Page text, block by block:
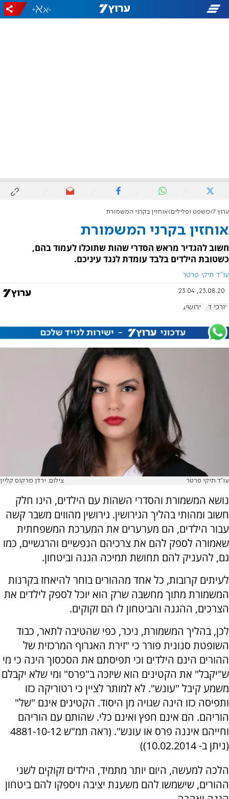
-
+
ערוץ 7 משפט ופלילים אוחזין בקרני המשמורת
אוחזין בקרני המשמורת
חשוב להגדיר מראש הסדרי שהות שתוכלו לעמוד בהם,
כשטובת הילדים בלבד עומדת לנגד עיניכם.
עו"ד תיקי פרטר
23.08.20, 23:04
עורכי דין גירושים
עו"ד תיקי פרטר צילום: ירדן מרקוס קליין
נושא המשמורת והסדרי השהות עם הילדים, הינו חלק
חשוב ומהותי בהליך הגירושין. גירושין מהווים משבר קשה
עבור הילדים, הם מערערים את המערכת המשפחתית
שאמורה לספק להם את צרכיהם הנפשיים והרגשיים, כמו
גם, להעניק להם תחושת תמיכה הגנה וביטחון.
לעיתים קרובות, כל אחד מההורים בוחר להיאחז בקרנות
המשמורת מתוך מחשבה שרק הוא יוכל לספק לילדים את
הצרכים, ההגנה והביטחון לו הם זקוקים.
לכן, בהליך המשמורת, ניכר, כפי שהטיבה לתאר, כבוד
השופטת סנונית פורר כי "זירת האגרוף המרכזית של
ההורים הינם הילדים וכי תפיסתם את הסכסוך הינה כי מי
ש"יקבל" את הקטינים הוא שיזכה ב"פרס" ומי שלא יקבלם
משמע קיבל "עונש". לא למותר לציין כי רטוריקה כזו
ותפיסה כזו הינה שגויה מן היסוד. הקטינים אינם "של"
הוריהם. הם אינם חפץ ואינם כלי. שהותם עם הוריהם
וחייהם איננה פרס או עונש". (ראה תמ"ש 4881-10-12
(ניתן ב- 10.02.2014))
הלכה למעשה, היום יותר מתמיד, הילדים זקוקים לשני
ההורים, שישמשו להם משענת יציבה ויספקו להם ביטחון